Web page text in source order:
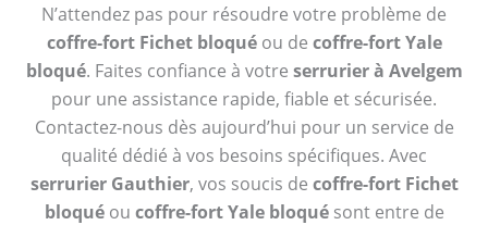
N’attendez pas pour résoudre votre problème de
coffre-fort Fichet bloquéou de coffre-fort Yale
bloqué. Faites confiance à votre serrurier à Avelgem
pour une assistance rapide, fiable et sécurisée.
Contactez-nous dès aujourd’hui pour un service de
qualité dédié à vos besoins spécifiques. Avec
serrurier Gauthier, vos soucis de coffre-fort Fichet
bloquéou coffre-fort Yale bloquésont entre de